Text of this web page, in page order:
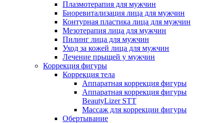
Плазмотерапия для мужчин
Биоревитализация лица для мужчин
Контурная пластика лица для мужчин
Мезотерапия лица для мужчин
Пилинг лица для мужчин
Уход за кожей лица для мужчин
Лечение прыщей у мужчин
Коррекция фигуры
Коррекция тела
Аппаратная коррекция фигуры
Аппаратная коррекция фигуры
BeautyLizer STT
Массаж для коррекции фигуры
Обертывание